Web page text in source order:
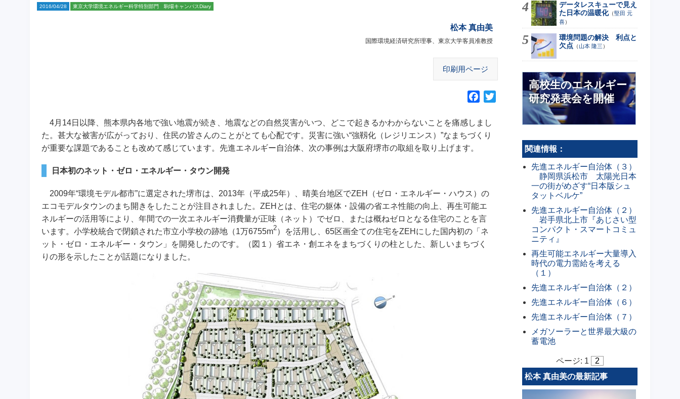
2016/04/28 東京大学環境エネルギー科学特別部門 駒場キャンパスDiary
松本 真由美
国際環境経済研究所理事、東京大学客員准教授
印刷用ページ
c
e
4月14日以降、熊本県内各地で強い地震が続き、地震などの自然災害がいつ、どこで起きるかわからないことを痛感しまし
た。甚大な被害が広がっており、住民の皆さんのことがとても心配です。 災害に強い“強靱化（レジリエンス）”なまちづくり
が重要な課題であることも改めて感じています。先進エネルギー自治体、次の事例は大阪府堺市の取組を取り上げます。
日本初のネット・ゼロ・エネルギー・タウン開発
2009年“環境モデル都市”に選定された堺市は、2013年（平成25年）、晴美台地区でZEH（ゼロ・エネルギー・ハウス）の
エコモデルタウンのまち開きをしたことが注目されました。ZEHとは、住宅の躯体・設備の省エネ性能の向上、再生可能エ
ネルギーの活用等により、年間での一次エネルギー消費量が正味（ネット）でゼロ、または概ねゼロとなる住宅のことを言
います。小学校統合で閉鎖された市立小学校の跡地（1万6755m2）を活用し、65区画全ての住宅をZEHにした国内初の「ネ
ット・ゼロ・エネルギー・タウン」を開発したのです。（図１）省エネ・創エネをまちづくりの柱とした、新しいまちづく
りの形を示したことが話題になりました。
データレスキューで見え
た日本の温暖化（堅田 元
喜）
環境問題の解決 利点と
欠点 （山本 隆三 ）
高校生のエネルギー
研究発表会を開催
関連情報：
先進エネルギー自治体（３）
静岡県浜松市 太陽光日本
一の街がめざす“日本版シュ
タットベルケ”
先進エネルギー自治体（２）
岩手県北上市『あじさい型
コンパクト・スマートコミュ
ニティ』
再生可能エネルギー大量導入
時代の電力需給を考える
（１）
先進エネルギー自治体（２）
先進エネルギー自治体（６）
先進エネルギー自治体（７）
メガソーラーと世界最大級の
蓄電池
ページ: 1
2
松本 真由美の最新記事